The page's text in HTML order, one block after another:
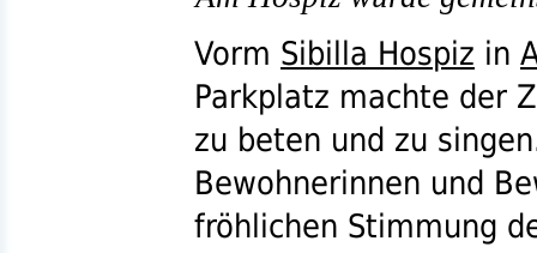
Vorm Sibilla Hospiz in
Parkplatz machte der
zu beten und zu
Bewohnerinnen und
fröhlichen Stimmung